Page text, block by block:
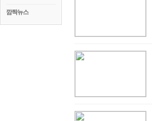
깜짝뉴스